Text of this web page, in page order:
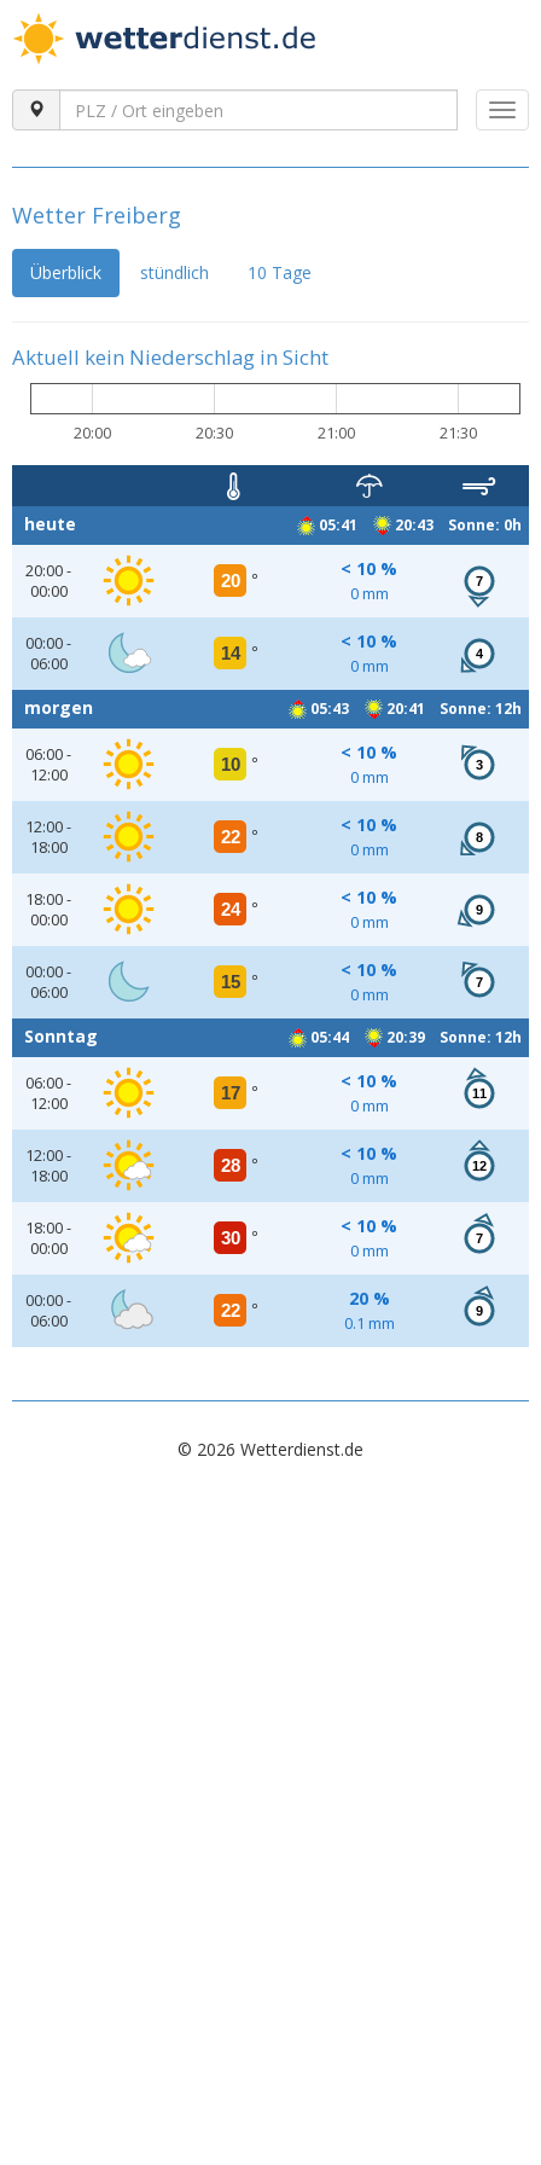
Wetter Freiberg
Überblick stündlich 10 Tage
Aktuell kein Niederschlag in Sicht
20:00 20:30 21:00 21:30
05:41 20:43 Sonne: 0h
heute
20:00 -
00:00
20 °
< 10 %
0 mm
7
00:00 -
06:00
14 °
< 10 %
0 mm
4
05:43 20:41 Sonne: 12h
morgen
06:00 -
12:00
10 °
< 10 %
0 mm
3
12:00 -
18:00
22 °
< 10 %
0 mm
8
18:00 -
00:00
24 °
< 10 %
0 mm
9
00:00 -
06:00
15 °
< 10 %
0 mm
7
05:44 20:39 Sonne: 12h
Sonntag
06:00 -
12:00
17 °
< 10 %
0 mm
11
12:00 -
18:00
28 °
< 10 %
0 mm
12
18:00 -
00:00
30 °
< 10 %
0 mm
7
00:00 -
06:00
22 °
20 %
0.1 mm
9
© 2026 Wetterdienst.de